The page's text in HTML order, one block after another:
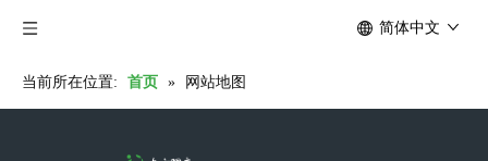
简体中文
当前所在位置: 首页 » 网站地图